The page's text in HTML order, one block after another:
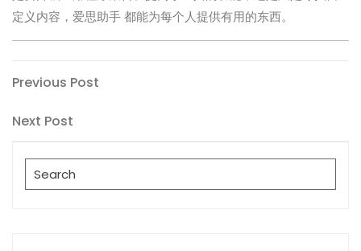
定义内容，爱思助手 都能为每个人提供有用的东西。
Post
navigation
Previous
Previous Post
Next
Next Post
Search
for: